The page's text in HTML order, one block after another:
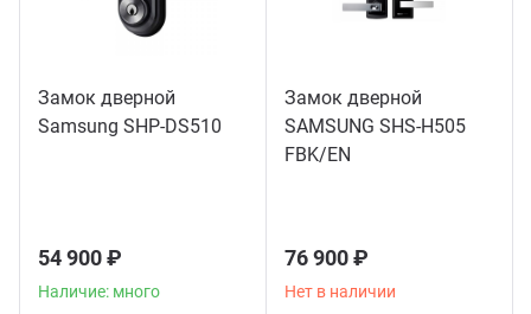
Замок дверной
Samsung SHP-DS510
54 900 ₽
Наличие: много
Замок дверной
SAMSUNG SHS-H505
FBK/EN
76 900 ₽
Нет в наличии